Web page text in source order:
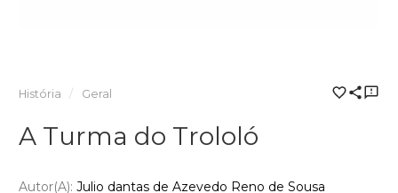
História Geral
A Turma do Trololó
Autor(a): Julio dantas de Azevedo Reno de Sousa